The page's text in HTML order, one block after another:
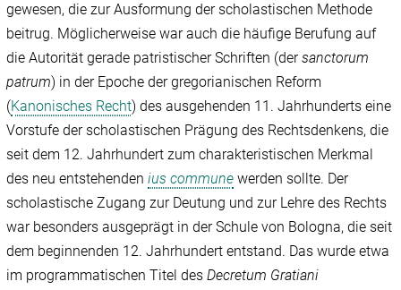
gewesen, die zur Ausformung der scholastischen Methode
beitrug. Möglicherweise war auch die häufige Berufung auf
die Autorität gerade patristischer Schriften (dersanctorum
patrum) in der Epoche der gregorianischen Reform
(Kanonisches Recht) des ausgehenden 11. Jahrhunderts eine
Vorstufe der scholastischen Prägung des Rechtsdenkens, die
seit dem 12. Jahrhundert zum charakteristischen Merkmal
des neu entstehendenius commune werden sollte. Der
scholastische Zugang zur Deutung und zur Lehre des Rechts
war besonders ausgeprägt in der Schule von Bologna, die seit
dem beginnenden 12. Jahrhundert entstand. Das wurde etwa
im programmatischen Titel desDecretum Gratiani